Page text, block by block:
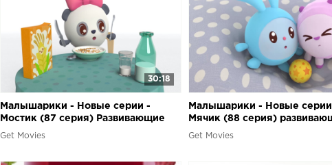
30:18
Малышарики - Новые серии -
Мостик (87 серия) Развивающие
мультики
Get Movies
Малышарики - Новые
Мячик (88 серия)
мультики для самых
Get Movies